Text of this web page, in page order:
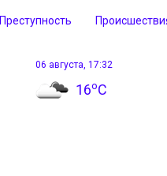
Преступность
06 августа, 17:32
16oC